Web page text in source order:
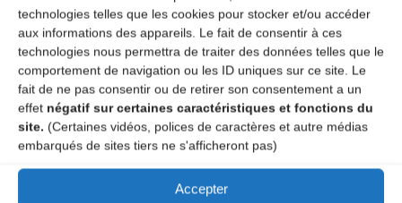
technologies telles que les cookies pour stocker et/ou accéder
aux informations des appareils. Le fait de consentir à ces
technologies nous permettra de traiter des données telles que le
comportement de navigation ou les ID uniques sur ce site. Le
fait de ne pas consentir ou de retirer son consentement a un
effet négatif sur certaines caractéristiques et fonctions du
site. (Certaines vidéos, polices de caractères et autre médias
embarqués de sites tiers ne s'afficheront pas)
Accepter
Franck Zimmermann :
fzimmermann@clermontmetropole.eu / 04 73 98 36 60
Léonie Chevalaz – Grandes 4 et 6
Nina Lachia – The Strynd
Laisser un